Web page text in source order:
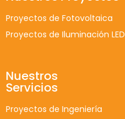
Proyectos de Fotovoltaica
Proyectos de Iluminación LED
Nuestros
Servicios
Proyectos de Ingeniería